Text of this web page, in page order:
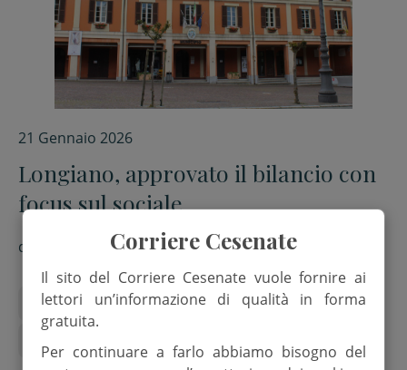
21 Gennaio 2026
Longiano, approvato il bilancio con
focus sul sociale
di
Bilancio Consiglio comunale Longiano
Corriere Cesenate
Il sito del Corriere Cesenate vuole fornire ai
lettori un’informazione di qualità in forma
gratuita.
Per continuare a farlo abbiamo bisogno del